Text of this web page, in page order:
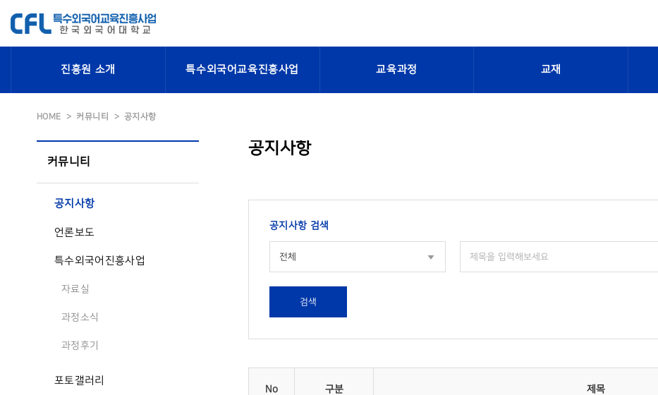
진흥원 소개 특수외국어교육진흥사업 교육과정 교재
HOME 커뮤니티 공지사항
커뮤니티
공지사항
언론보도
특수외국어진흥사업
자료실
과정소식
과정후기
포토갤러리
공지사항
공지사항 검색
전체
검색
No 구분 제목